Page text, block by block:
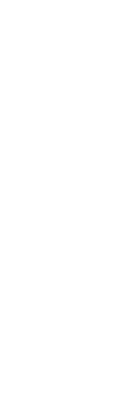
od jídla až po veškeré služby
každý den bylo z čeho